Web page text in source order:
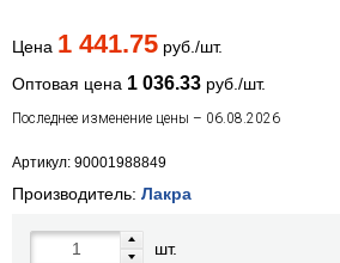
Цена 1 441.75 руб./шт.
Оптовая цена 1 036.33 руб./шт.
Последнее изменение цены – 06.08.2026
Артикул: 90001988849
Производитель: Лакра
шт.